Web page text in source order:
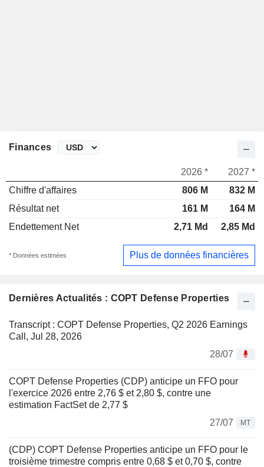
Dernières Actualités : COPT Defense Properties
Transcript : COPT Defense Properties, Q2 2026 Earnings
Call, Jul 28, 2026
28/07
COPT Defense Properties (CDP) anticipe un FFO pour
l'exercice 2026 entre 2,76 $ et 2,80 $, contre une
estimation FactSet de 2,77 $
27/07
MT
(CDP) COPT Defense Properties anticipe un FFO pour le
troisième trimestre compris entre 0,68 $ et 0,70 $, contre
Finances
2026 *
2027 *
Chiffre d'affaires
806 M
832 M
Résultat net
161 M
164 M
Endettement Net
2,71 Md 2,85 Md
* Données estimées Plus de données financières